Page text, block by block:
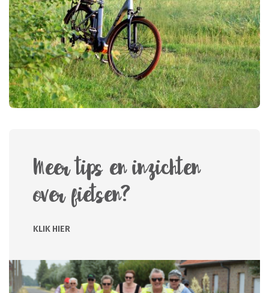
Meer tips en inzichten
over fietsen?
KLIK HIER